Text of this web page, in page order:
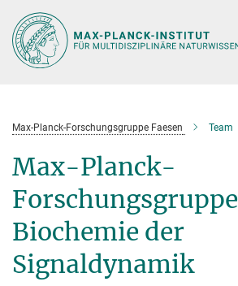
Hauptinhalt
Max-Planck-Forschungsgruppe Faesen Team
Max-Planck-
Forschungsgruppe
Biochemie der
Signaldynamik